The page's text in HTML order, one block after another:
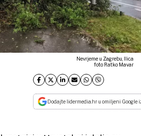
Nevrjeme u Zagrebu, Ilica
foto Ratko Mavar
Dodajte lidermedia.hr u omiljeni Google